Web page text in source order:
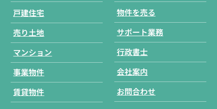
戸建住宅
売り土地
マンション
事業物件
賃貸物件
物件を売る
サポート業務
行政書士
会社案内
お問合わせ